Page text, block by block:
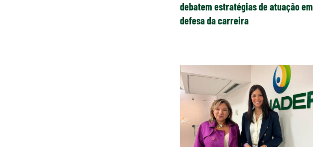
debatem estratégias de atuação em
defesa da carreira